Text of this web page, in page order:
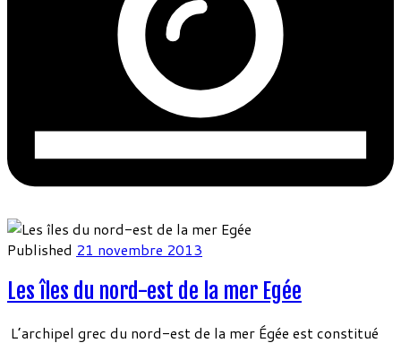
Published 21 novembre 2013
Les îles du nord-est de la mer Egée
L’archipel grec du nord-est de la mer Égée est constitué